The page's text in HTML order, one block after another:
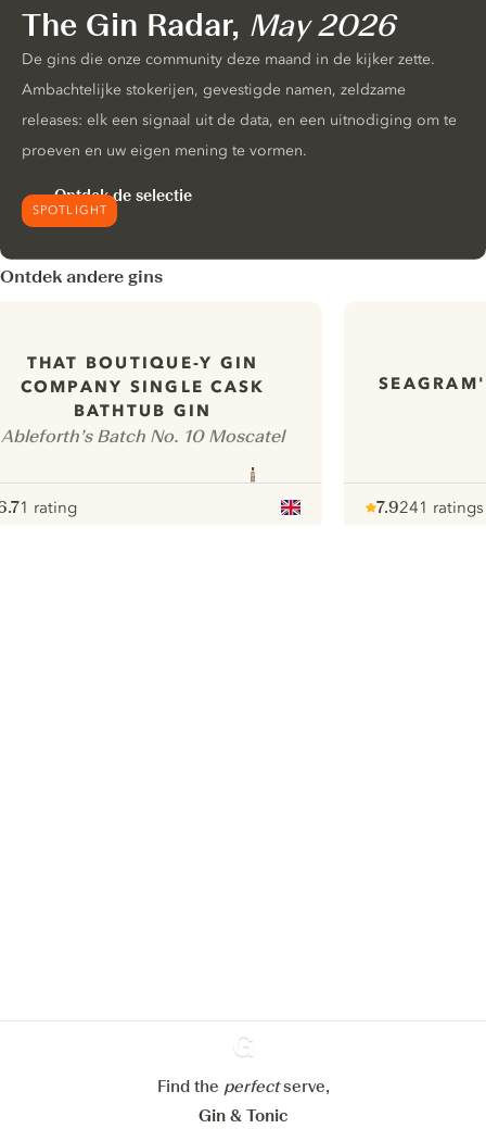
SPOTLIGHT
The Gin Radar, May 2026
De gins die onze community deze maand in de kijker zette.
Ambachtelijke stokerijen, gevestigde namen, zeldzame
releases: elk een signaal uit de data, en een uitnodiging om te
proeven en uw eigen mening te vormen.
Ontdek de selectie
Ontdek andere gins
THAT BOUTIQUE-Y GIN
COMPANY SINGLE CASK
BATHTUB GIN
Ableforth’s Batch No. 10 Moscatel
1 rating
7.9241 ratings
Ginventory
Find the perfectserve,
Gin & Tonic